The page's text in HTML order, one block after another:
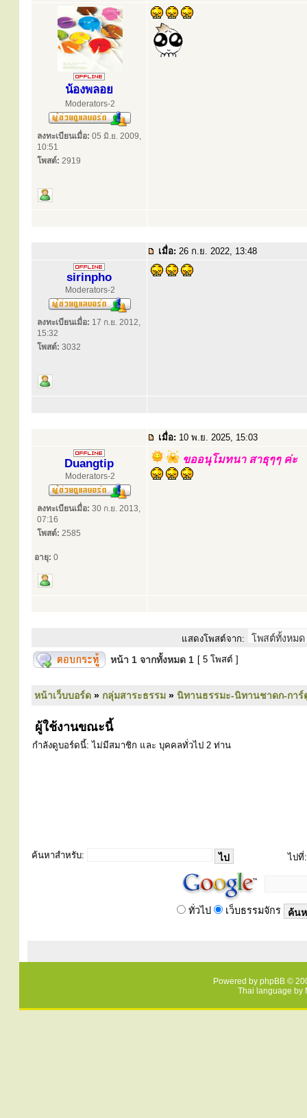
น้องพลอย
Moderators-2
ลงทะเบียนเมื่อ: 05 มิ.ย. 2009,
10:51
โพสต์: 2919
เมื่อ: 26 ก.ย. 2022, 13:48
sirinpho
Moderators-2
ลงทะเบียนเมื่อ: 17 ก.ย. 2012,
15:32
โพสต์: 3032
เมื่อ: 10 พ.ย. 2025, 15:03
Duangtip
Moderators-2
ลงทะเบียนเมื่อ: 30 ก.ย. 2013,
07:16
โพสต์: 2585
อายุ: 0
ขออนุโมทนา สาธุๆๆ ค่ะ
แสดงโพสต์จาก:
หน้า 1 จากทั้งหมด 1 [ 5 โพสต์ ]
หน้าเว็บบอร์ด » กลุ่มสาระธรรม » นิทานธรรมะ-นิทานชาดก-การ์
ผู้ใช้งานขณะนี้
กำลังดูบอร์ดนี้: ไม่มีสมาชิก และ บุคคลทั่วไป 2 ท่าน
ค้นหาสำหรับ: ไปที่:
ทั่วไป เว็บธรรมจักร
Powered by phpBB ©
Thai language by